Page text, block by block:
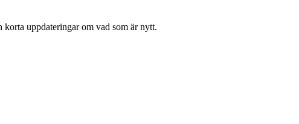
korta uppdateringar om vad som är nytt.